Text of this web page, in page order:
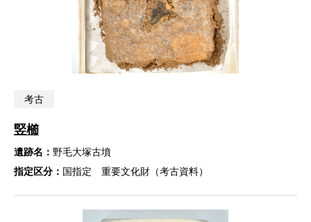
考古
竪櫛
遺跡名： 野毛大塚古墳
指定区分： 国指定 重要文化財（考古資料）